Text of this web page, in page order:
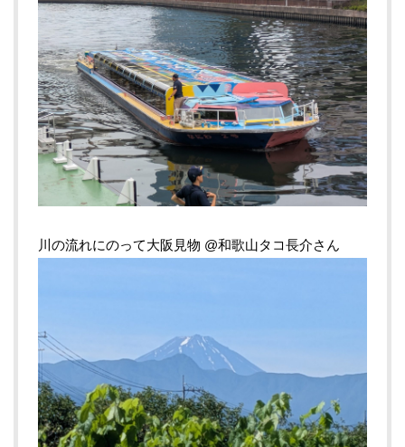
川の流れにのって大阪見物 @和歌山タコ長介さん